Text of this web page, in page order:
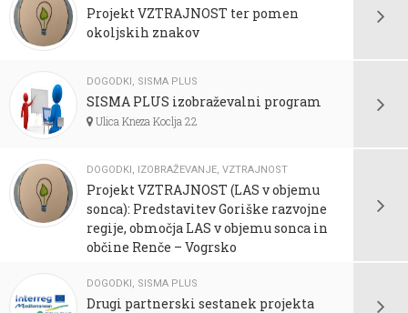
Projekt VZTRAJNOST ter pomen
okoljskih znakov
DOGODKI, SISMA PLUS
SISMA PLUS izobraževalni program
Ulica Kneza Koclja 22
DOGODKI, IZOBRAŽEVANJE, VZTRAJNOST
Projekt VZTRAJNOST (LAS v objemu
sonca): Predstavitev Goriške razvojne
regije, območja LAS v objemu sonca in
občine Renče – Vogrsko
DOGODKI, SISMA PLUS
Drugi partnerski sestanek projekta